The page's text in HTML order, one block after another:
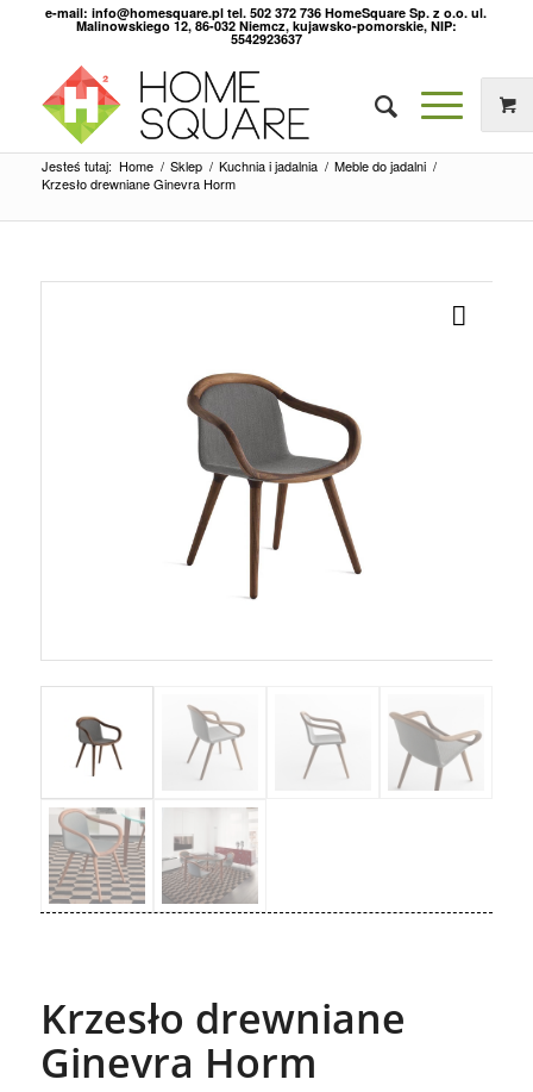
e-mail: info@homesquare.pl tel. 502 372 736 HomeSquare Sp. z o.o. ul.
Malinowskiego 12, 86-032 Niemcz, kujawsko-pomorskie, NIP:
5542923637
Jesteś tutaj: Home / Sklep / Kuchnia i jadalnia / Meble do jadalni /
Krzesło drewniane Ginevra Horm
Krzesło drewniane
Ginevra Horm